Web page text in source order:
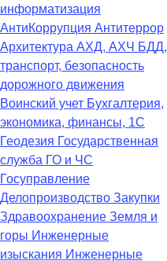
информатизация
АнтиКоррупция Антитеррор
Архитектура АХД, АХЧ БДД,
транспорт, безопасность
дорожного движения
Воинский учет Бухгалтерия,
экономика, финансы, 1С
Геодезия Государственная
служба ГО и ЧС
Госуправление
Делопроизводство Закупки
Здравоохранение Земля и
горы Инженерные
изыскания Инженерные